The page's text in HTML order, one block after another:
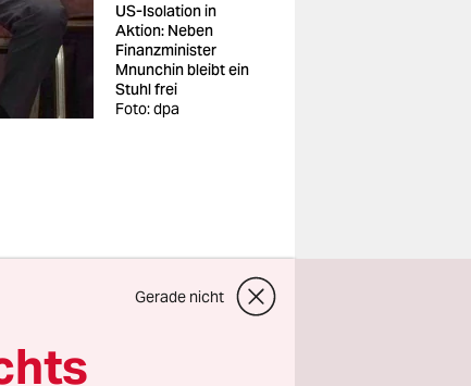
US-Isolation in
Aktion: Neben
Finanzminister
Mnunchin bleibt ein
Stuhl frei
Foto: dpa
Peter
die
Gerade nicht